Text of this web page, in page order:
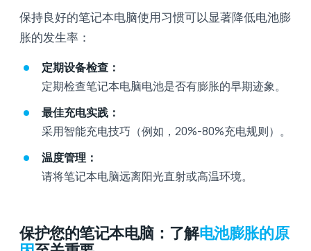
保持良好的笔记本电脑使用习惯可以显著降低电池膨
胀的发生率：
定期设备检查：
定期检查笔记本电脑电池是否有膨胀的早期迹象。
最佳充电实践：
采用智能充电技巧（例如，20%-80%充电规则）。
温度管理：
请将笔记本电脑远离阳光直射或高温环境。
保护您的笔记本电脑：了解电池膨胀的原